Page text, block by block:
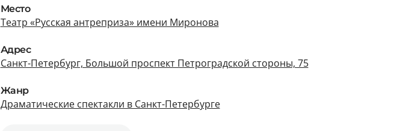
Место
Театр «Русская антреприза» имени Миронова
Адрес
Санкт-Петербург, Большой проспект Петроградской стороны, 75
Жанр
Драматические спектакли в Санкт-Петербурге